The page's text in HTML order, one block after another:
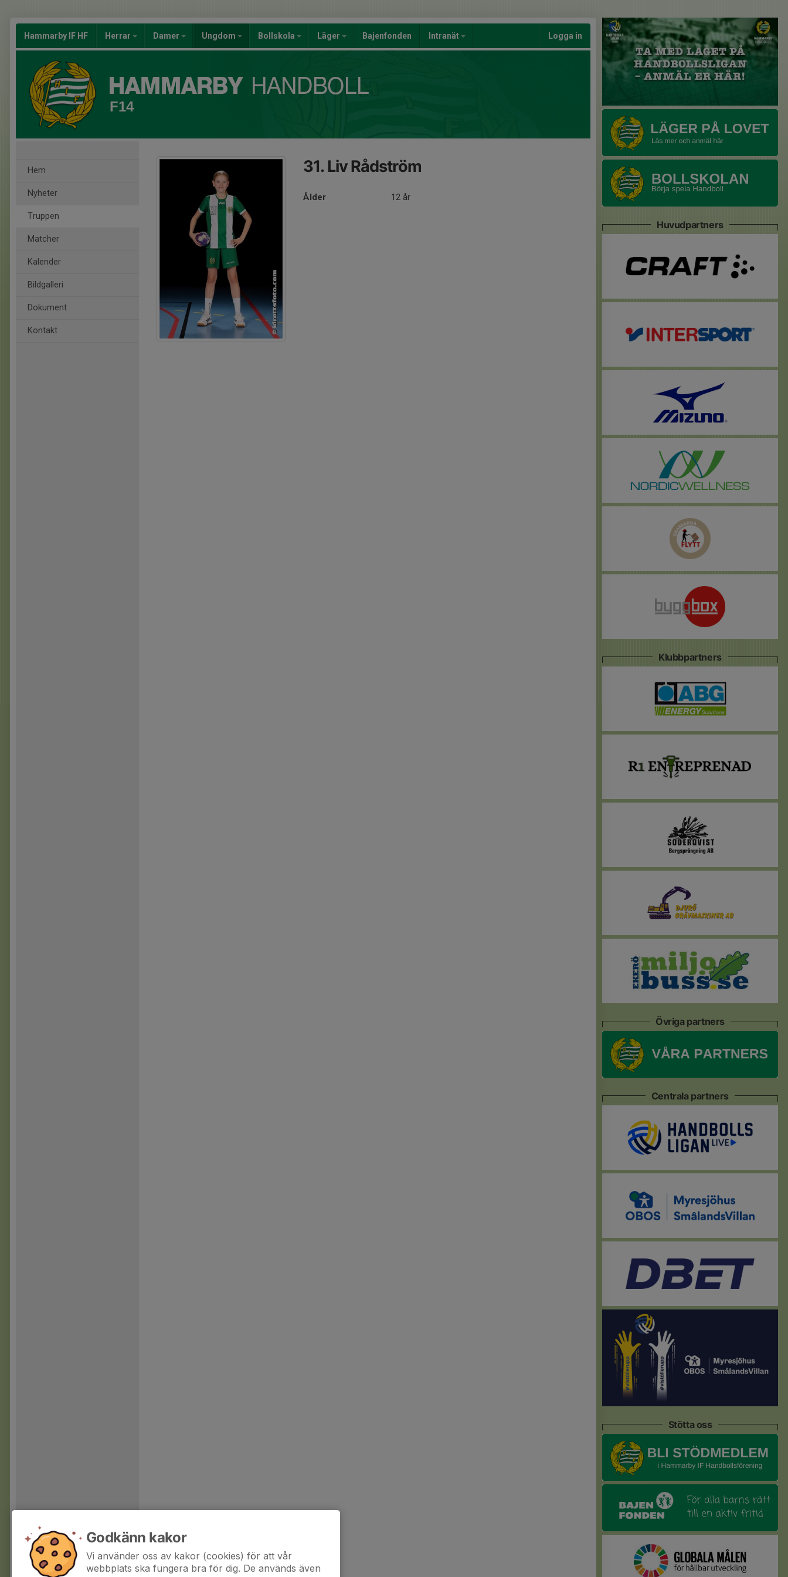
Hammarby IF HF Herrar Damer Ungdom Bollskola Läger Bajenfonden Intranät Logga in
F14
Hem
Nyheter
Truppen
Matcher
Kalender
Bildgalleri
Dokument
Kontakt
31. Liv Rådström
Ålder 12 år
Huvudpartners
Klubbpartners
Övriga partners
Centrala partners
Stötta oss
Godkänn kakor
Vi använder oss av kakor (cookies) för att vår
webbplats ska fungera bra för dig. De används även